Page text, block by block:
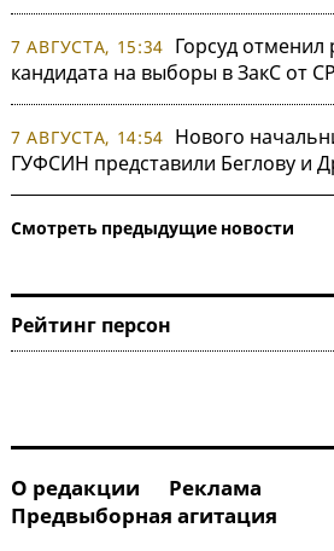
7 АВГУСТА, 15:34 Горсуд отменил
кандидата на выборы в ЗакС от
7 АВГУСТА, 14:54 Нового
ГУФСИН представили Беглову и
Смотреть
Рейтинг
О редакции
Реклама
Предвыборная агитация